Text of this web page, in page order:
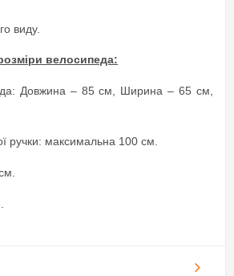
виду.
велосипеда:
Довжина – 85 см, Ширина – 65 см,
ручки: максимальна 100 см.